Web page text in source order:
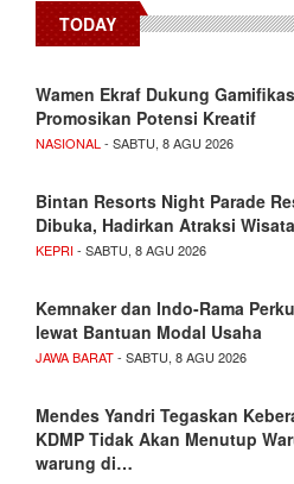
TODAY
Wamen Ekraf Dukung
Promosikan Potensi Kreatif
NASIONAL - SABTU, 8 AGU 2026
Bintan Resorts Night Parade
Dibuka, Hadirkan Atraksi
KEPRI- SABTU, 8 AGU 2026
Kemnaker dan Indo-Rama
lewat Bantuan Modal Usaha
JAWA BARAT- SABTU, 8 AGU 2026
Mendes Yandri Tegaskan
KDMP Tidak Akan Menutup
warung di…